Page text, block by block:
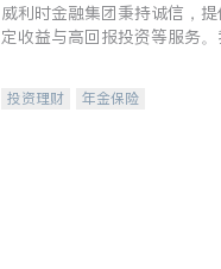
威利时金融集团秉持诚信，提
定收益与高回报投资等服务。
元化组合，助力客户实现目标
投资理财
年金保险